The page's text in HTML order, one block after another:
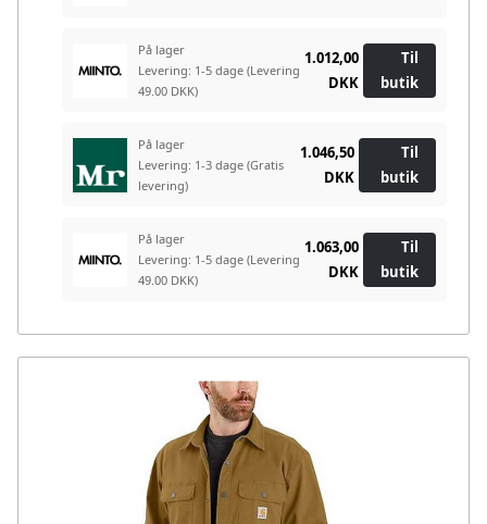
På lager
Levering: 1-5 dage (Levering
49.00 DKK)
1.012,00
DKK
Til
butik
På lager
Levering: 1-3 dage (Gratis
levering)
1.046,50
DKK
Til
butik
På lager
Levering: 1-5 dage (Levering
49.00 DKK)
1.063,00
DKK
Til
butik